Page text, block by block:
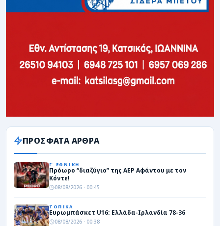
ΠΡΟΣΦΑΤΑ ΑΡΘΡΑ
Γ΄ ΕΘΝΙΚΗ
Πρόωρο “διαζύγιο” της ΑΕΡ Αφάντου με τον
Κόντε!
08/08/2026 · 00:45
ΤΟΠΙΚΑ
Ευρωμπάσκετ U16: Ελλάδα-Ιρλανδία 78-36
08/08/2026 · 00:38